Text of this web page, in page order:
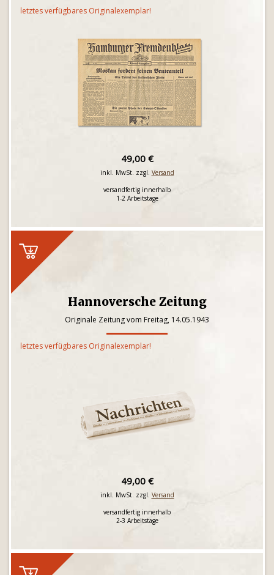
letztes verfügbares Originalexemplar!
49,00 €
inkl. MwSt. zzgl. Versand
versandfertig innerhalb
1-2 Arbeitstage
Hannoversche Zeitung
Originale Zeitung vom Freitag, 14.05.1943
letztes verfügbares Originalexemplar!
49,00 €
inkl. MwSt. zzgl. Versand
versandfertig innerhalb
2-3 Arbeitstage